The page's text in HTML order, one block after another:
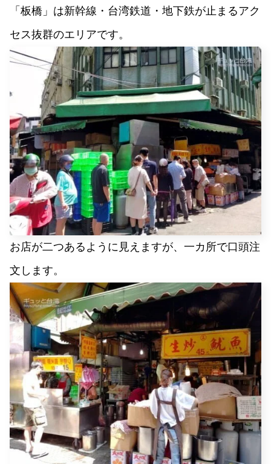
「板橋」は新幹線・台湾鉄道・地下鉄が止まるアク
セス抜群のエリアです。
お店が二つあるように見えますが、一カ所で口頭注
文します。